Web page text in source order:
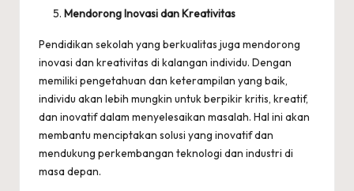
Mendorong Inovasi dan Kreativitas
Pendidikan sekolah yang berkualitas juga mendorong
inovasi dan kreativitas di kalangan individu. Dengan
memiliki pengetahuan dan keterampilan yang baik,
individu akan lebih mungkin untuk berpikir kritis, kreatif,
dan inovatif dalam menyelesaikan masalah. Hal ini akan
membantu menciptakan solusi yang inovatif dan
mendukung perkembangan teknologi dan industri di
masa depan.